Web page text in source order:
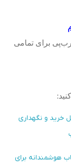
برای تمامی
خرید و نگهداری
هوشمندانه برای